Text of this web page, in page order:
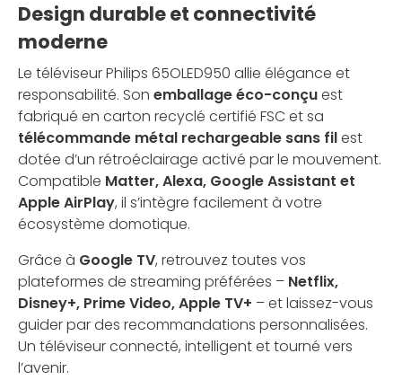
Design durable et connectivité
moderne
Le téléviseur Philips 65OLED950 allie élégance et
responsabilité. Son emballage éco-conçuest
fabriqué en carton recyclé certifié FSC et sa
télécommande métal rechargeable sans filest
dotée d’un rétroéclairage activé par le mouvement.
Compatible Matter, Alexa, Google Assistant et
Apple AirPlay, il s’intègre facilement à votre
écosystème domotique.
Grâce à Google TV, retrouvez toutes vos
plateformes de streaming préférées – Netflix,
Disney+, Prime Video, Apple TV+ – et laissez-vous
guider par des recommandations personnalisées.
Un téléviseur connecté, intelligent et tourné vers
l’avenir.